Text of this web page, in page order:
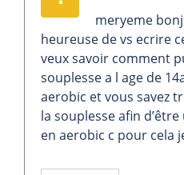
meryeme
heureuse de vs ecrire
veux savoir comment
souplesse a l age de
aerobic et vous savez
la souplesse afin
en aerobic c pour cela